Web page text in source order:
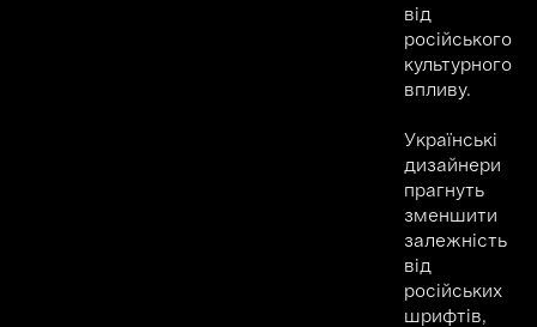
від
російського
культурного
впливу.
Українські
дизайнери
прагнуть
зменшити
залежність
від
російських
шрифтів,